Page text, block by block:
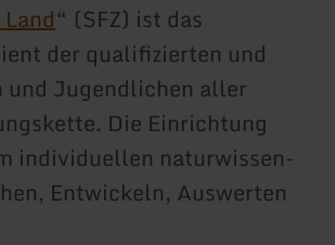
“ (SFZ) ist das
der qualifizierten und
Jugendlichen aller
Die Einrichtung
individuellen naturwissen-
Entwickeln, Auswerten